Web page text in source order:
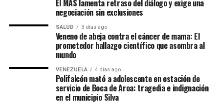
localizaciones espectaculares, secuencias de acción
perfectamente coreografiadas y una crudeza estética
que retrata a la perfección el contraste entre el lujo
desmedido y la decadencia moral de sus protagonistas.
El arte de saber cuándo retirarse
Lo mejor que se puede decir de este desenlace es su
aplastante valentía. Los guionistas no buscan
de los fans de mi padre que todavía viven en esa
fantasía, y van a estar felices con ella», declaró Paris,
dejando claro que el guion evita las zonas grises para
ofrecer un producto de consumo fácil y complaciente.
Críticas a la «fábrica de sueños» de
Hollywood
El MAS lamenta retraso del diálogo y exige una
negociación sin exclusiones
SALUD 3 días ago
Veneno de abeja contra el cáncer de mama: El
prometedor hallazgo científico que asombra al
mundo
VENEZUELA 4 días ago
Polifalcón mató a adolescente en estación de
servicio de Boca de Aroa: tragedia e indignación
en el municipio Silva